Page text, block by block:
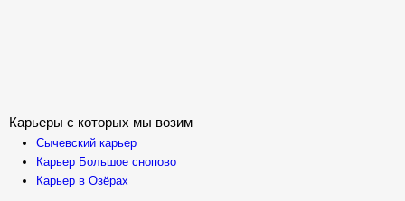
Карьеры с которых мы возим
Сычевский карьер
Карьер Большое снопово
Карьер в Озёрах